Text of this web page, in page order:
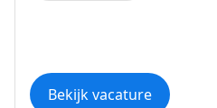
Bekijk vacature